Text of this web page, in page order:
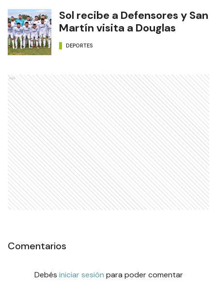
Sol recibe a Defensores y San
Martín visita a Douglas
DEPORTES
Ads
Comentarios
Debés iniciar sesión para poder comentar